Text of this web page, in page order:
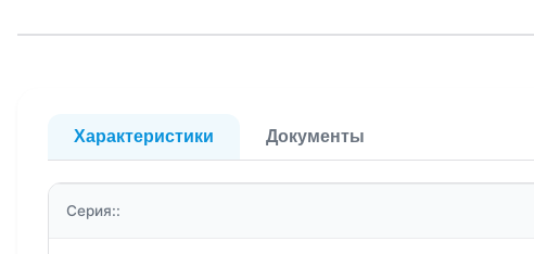
Характеристики Документы
Серия::